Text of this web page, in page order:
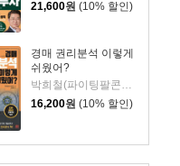
21,600원 (10% 할인)
경매 권리분석 이렇게
쉬웠어?
박희철(파이팅팔콘) 저/송희창 감수
16,200원 (10% 할인)